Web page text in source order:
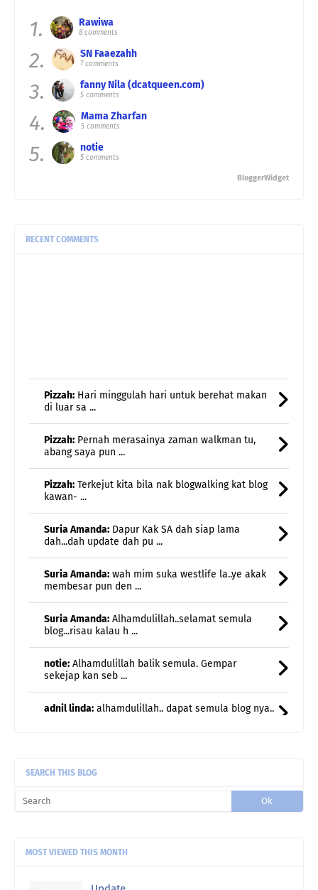
1. Rawiwa
8 comments
2. SN Faaezahh
7 comments
3. fanny Nila (dcatqueen.com)
5 comments
4. Mama Zharfan
5 comments
5. notie
5 comments
BloggerWidget
RECENT COMMENTS
abang saya pun ...
kawan- ...
Suria Amanda:
dah...dah update dah pu ...
membesar pun den ...
Suria Amanda:
Alhamdulillah..selamat semula
blog...risau kalau h ...
Alhamdulillah balik semula. Gempar
sekejap kan seb ...
adnil linda:
ada ...
Etuza: Menggamit memori..nostalgia..halwa teliga
damai ja ...
SEARCH THIS BLOG
MOST VIEWED THIS MONTH